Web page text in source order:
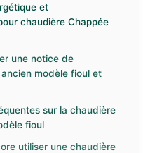
et
chaudière Chappée
une notice de
modèle fioul et
sur la chaudière
fioul
utiliser une chaudière